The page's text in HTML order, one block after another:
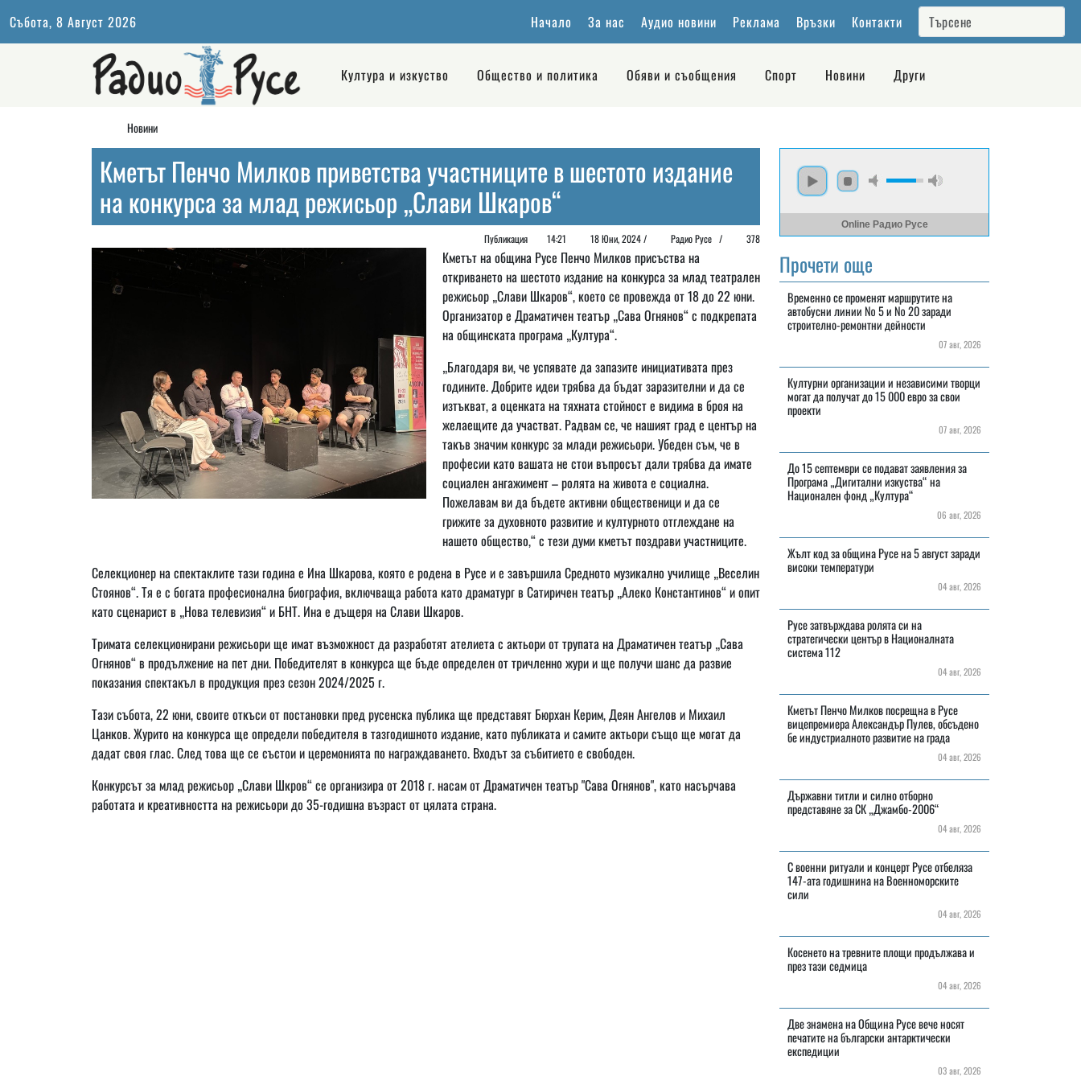
Събота, 8 Август 2026 Начало За нас Аудио новини Реклама Връзки Контакти
Култура и изкуство Общество и политика Обяви и съобщения Спорт Новини Други
Новини
Кметът Пенчо Милков приветства участниците в шестото издание
на конкурса за млад режисьор „Слави Шкаров“
Публикация 14:21 18 Юни, 2024 / Радио Русе / 378
Кметът на община Русе Пенчо Милков присъства на
откриването на шестото издание на конкурса за млад театрален
режисьор „Слави Шкаров“, което се провежда от 18 до 22 юни.
Организатор е Драматичен театър „Сава Огнянов“ с подкрепата
на общинската програма „Култура“.
„Благодаря ви, че успявате да запазите инициативата през
годините. Добрите идеи трябва да бъдат заразителни и да се
изтъкват, а оценката на тяхната стойност е видима в броя на
желаещите да участват. Радвам се, че нашият град е център на
такъв значим конкурс за млади режисьори. Убеден съм, че в
професии като вашата не стои въпросът дали трябва да имате
социален ангажимент – ролята на живота е социална.
Пожелавам ви да бъдете активни общественици и да се
грижите за духовното развитие и културното отглеждане на
нашето общество,“ с тези думи кметът поздрави участниците.
Селекционер на спектаклите тази година е Ина Шкарова, която е родена в Русе и е завършила Средното музикално училище „Веселин
Стоянов“. Тя е с богата професионална биография, включваща работа като драматург в Сатиричен театър „Алеко Константинов“ и опит
като сценарист в „Нова телевизия“ и БНТ. Ина е дъщеря на Слави Шкаров.
Тримата селекционирани режисьори ще имат възможност да разработят ателиета с актьори от трупата на Драматичен театър „Сава
Огнянов“ в продължение на пет дни. Победителят в конкурса ще бъде определен от тричленно жури и ще получи шанс да развие
показания спектакъл в продукция през сезон 2024/2025 г.
Тази събота, 22 юни, своите откъси от постановки пред русенска публика ще представят Бюрхан Керим, Деян Ангелов и Михаил
Цанков. Журито на конкурса ще определи победителя в тазгодишното издание, като публиката и самите актьори също ще могат да
дадат своя глас. След това ще се състои и церемонията по награждаването. Входът за събитието е свободен.
Конкурсът за млад режисьор „Слави Шкров“ се организира от 2018 г. насам от Драматичен театър "Сава Огнянов", като насърчава
работата и креативността на режисьори до 35-годишна възраст от цялата страна.
Online Радио Русе
Прочети още
Временно се променят маршрутите на
автобусни линии № 5 и № 20 заради
строително-ремонтни дейности
07 авг, 2026
Културни организации и независими творци
могат да получат до 15 000 евро за свои
проекти
07 авг, 2026
До 15 септември се подават заявления за
Програма „Дигитални изкуства“ на
Национален фонд „Култура“
06 авг, 2026
Жълт код за община Русе на 5 август заради
високи температури
04 авг, 2026
Русе затвърждава ролята си на
стратегически център в Националната
система 112
04 авг, 2026
Кметът Пенчо Милков посрещна в Русе
вицепремиера Александър Пулев, обсъдено
бе индустриалното развитие на града
04 авг, 2026
Държавни титли и силно отборно
представяне за СК „Джамбо-2006“
04 авг, 2026
С военни ритуали и концерт Русе отбеляза
147-ата годишнина на Военноморските
сили
04 авг, 2026
Косенето на тревните площи продължава и
през тази седмица
04 авг, 2026
Две знамена на Община Русе вече носят
печатите на български антарктически
експедиции
03 авг, 2026